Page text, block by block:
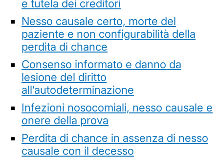
e tutela dei creditori
Nesso causale certo, morte del
paziente e non configurabilità della
perdita di chance
Consenso informato e danno da
lesione del diritto
all’autodeterminazione
Infezioni nosocomiali, nesso causale e
onere della prova
Perdita di chance in assenza di nesso
causale con il decesso